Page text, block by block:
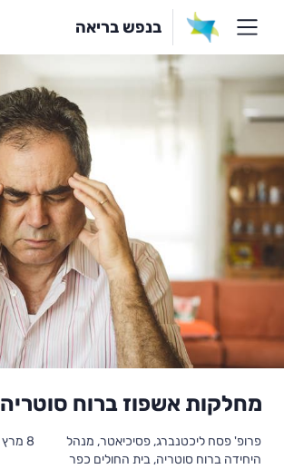
בנפש בריאה
מחלקות אשפוז ברוח סוטריה
פרופ' פסח ליכטנברג, פסיכיאטר, מנהל
היחידה ברוח סוטריה, בית החולים כפר
8 מרץ 2026